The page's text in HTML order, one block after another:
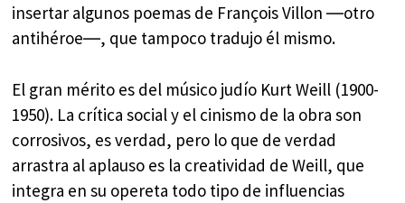
insertar algunos poemas de François Villon ―otro
antihéroe―, que tampoco tradujo él mismo.
El gran mérito es del músico judío Kurt Weill (1900-
1950). La crítica social y el cinismo de la obra son
corrosivos, es verdad, pero lo que de verdad
arrastra al aplauso es la creatividad de Weill, que
integra en su opereta todo tipo de influencias